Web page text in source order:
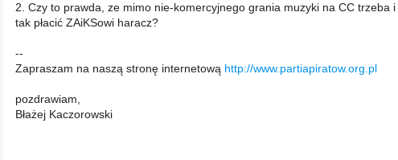
2. Czy to prawda, ze mimo nie-komercyjnego grania muzyki na CC trzeba i
tak płacić ZAiKSowi haracz?
--
Zapraszam na naszą stronę internetową http://www.partiapiratow.org.pl
pozdrawiam,
Błażej Kaczorowski